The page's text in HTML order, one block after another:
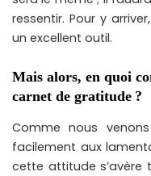
ressentir. Pour y
un excellent outil.
Mais alors, en quoi
carnet de gratitude ?
Comme nous
facilement aux
cette attitude s’avère